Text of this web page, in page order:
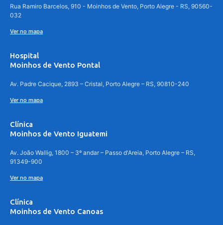
Rua Ramiro Barcelos, 910 - Moinhos de Vento, Porto Alegre - RS, 90560-
032
Ver no mapa
Hospital
Moinhos de Vento Pontal
Av. Padre Cacique, 2893 – Cristal, Porto Alegre – RS, 90810-240
Ver no mapa
Clínica
Moinhos de Vento Iguatemi
Av. João Wallig, 1800 – 3º andar – Passo d'Areia, Porto Alegre – RS,
91349-900
Ver no mapa
Clínica
Moinhos de Vento Canoas